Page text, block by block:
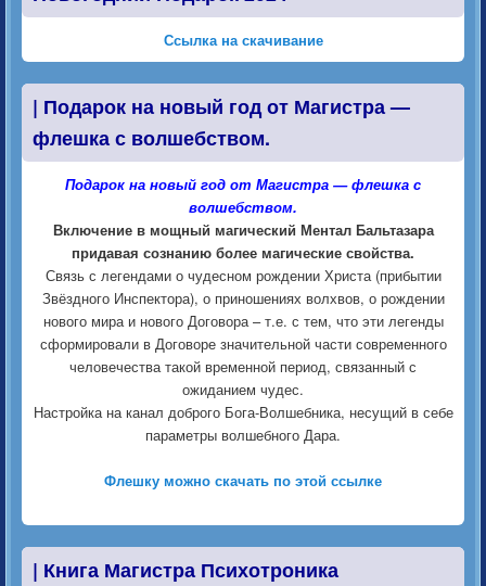
Ссылка на скачивание
| Подарок на новый год от Магистра —
флешка с волшебством.
Подарок на новый год от Магистра — флешка с
волшебством.
Включение в мощный магический Ментал Бальтазара
придавая сознанию более магические свойства.
Связь с легендами о чудесном рождении Христа (прибытии
Звёздного Инспектора), о приношениях волхвов, о рождении
нового мира и нового Договора – т.е. с тем, что эти легенды
сформировали в Договоре значительной части современного
человечества такой временной период, связанный с
ожиданием чудес.
Настройка на канал доброго Бога-Волшебника, несущий в себе
параметры волшебного Дара.
Флешку можно скачать по этой ссылке
| Книга Магистра Психотроника